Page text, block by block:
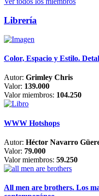
Librería
Color, Espacio y Estilo.
Autor: Grimley Chris
Valor: 139.000
Valor miembros: 104.250
WWW Hotshops
Autor: Héctor Navarro
Valor: 79.000
Valor miembros: 59.250
All men are brothers. Los